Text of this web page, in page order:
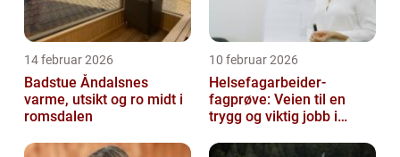
14 februar 2026
Badstue Åndalsnes
varme, utsikt og ro midt i
romsdalen
10 februar 2026
Helsefagarbeider-
fagprøve: Veien til en
trygg og viktig jobb i